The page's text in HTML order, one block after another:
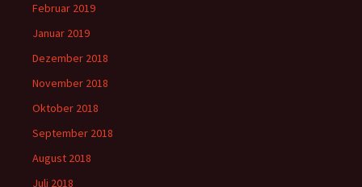
Februar 2019
Januar 2019
Dezember 2018
November 2018
Oktober 2018
September 2018
August 2018
Juli 2018